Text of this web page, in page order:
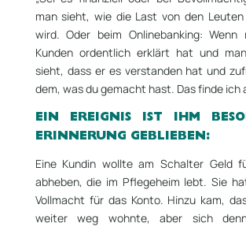
man sieht, wie die Last von den Leuten
wird. Oder beim Onlinebanking:
Kunden ordentlich erklärt hat und
sieht, dass er es verstanden hat und
dem, was du gemacht hast. Das finde ich
EIN EREIGNIS IST IHM
ERINNERUNG GEBLIEBEN:
Eine Kundin wollte am Schalter Geld
abheben, die im Pflegeheim lebt. Sie
Vollmacht für das Konto. Hinzu kam,
weiter weg wohnte, aber sich